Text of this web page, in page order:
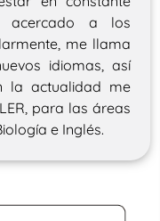
acercado a los
me llama
idiomas, así
la actualidad me
para las áreas
e Inglés.